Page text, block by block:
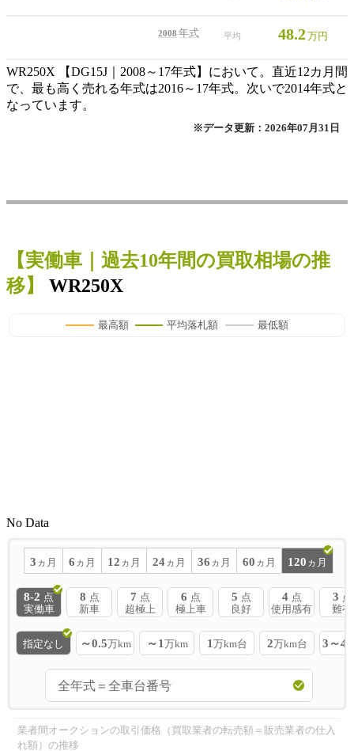
2008 年式 平均 48.2万円
WR250X 【DG15J｜2008～17年式】において。直近12カ月間
で、最も高く売れる年式は2016～17年式。次いで2014年式と
なっています。
※データ更新：2026年07月31日
【実働車 ｜過去10年間の買取相場の推
移】 WR250X
最高額 平均落札額 最低額
No Data
3 ヵ月 6 ヵ月 12 ヵ月 24 ヵ月 36 ヵ月 60 ヵ月 120 ヵ月
8-2 点
実働車
8 点
新車
7 点
超極上
6 点
極上車
5 点
良好
4 点
使用感有
3 点
難有
指定なし ～0.5万km ～1万km 1万km台 2万km台 3～4
業者間オークションの取引価格（買取業者の転売額＝販売業者の仕入
れ額）の推移